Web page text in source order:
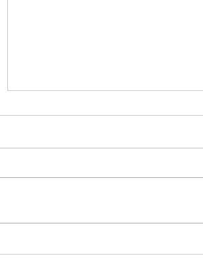
Estudiantes Destacados Junio